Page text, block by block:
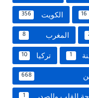
16 الكويت 356
المغرب 8
1 تركيا 10
668
1